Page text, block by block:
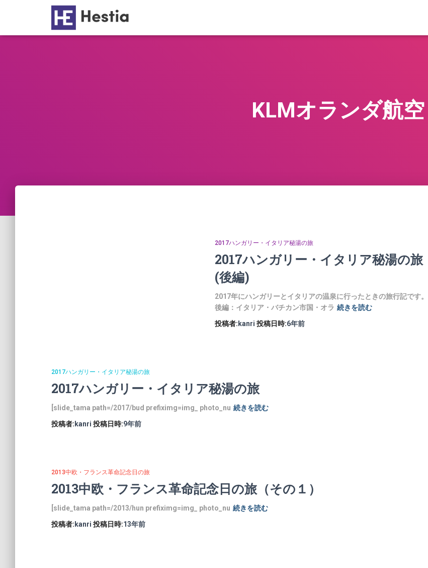
KLMオランダ航空
2017ハンガリー・イタリア秘湯の旅
2017ハンガリー・イタリア秘湯の旅
(後編)
2017年にハンガリーとイタリアの温泉に行ったときの旅行記です。
後編：イタリア・バチカン市国・オラ 続きを読む
投稿者: kanri 投稿日時:6年前
2017ハンガリー・イタリア秘湯の旅
2017ハンガリー・イタリア秘湯の旅
[slide_tama path=/2017/bud prefiximg=img_ photo_nu 続きを読む
投稿者: kanri 投稿日時:9年前
2013中欧・フランス革命記念日の旅
2013中欧・フランス革命記念日の旅（その１）
[slide_tama path=/2013/hun prefiximg=img_ photo_nu 続きを読む
投稿者: kanri 投稿日時:13年前